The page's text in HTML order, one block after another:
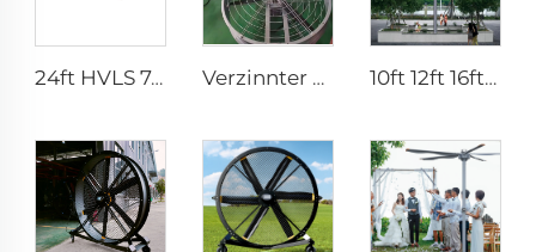
24ft HVLS 7,3m Elektrische große industrielle Deckenventilatoren Starke Belüftung für Milchwirtschaftslagerhallen Verzinnter Rahmen, Aluminiumflügel, großer Luftdurchsatz, hohe Geschwindigkeit, 950mm runder Kuhstallventilator 10ft 12ft 16ft 24ft 220V PMSM-Außenluftgroßventilatoren